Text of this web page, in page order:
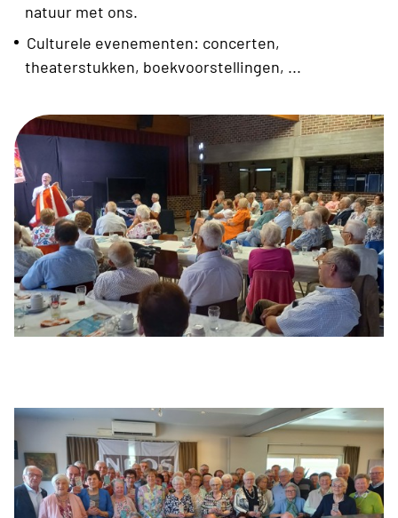
natuur met ons.
Culturele evenementen: concerten,
theaterstukken, boekvoorstellingen, ...